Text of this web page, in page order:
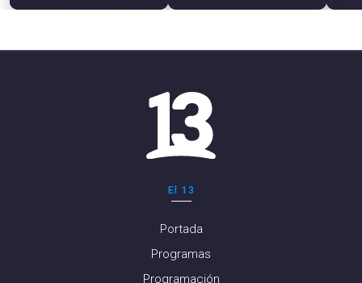
El 13
Portada
Programas
Programación